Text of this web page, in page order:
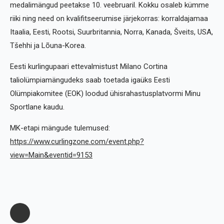
medalimängud peetakse 10. veebruaril. Kokku osaleb kümme
riiki ning need on kvalifitseerumise järjekorras: korraldajamaa
Itaalia, Eesti, Rootsi, Suurbritannia, Norra, Kanada, Šveits, USA,
Tšehhi ja Lõuna-Korea.
Eesti kurlingupaari ettevalmistust Milano Cortina
taliolümpiamängudeks saab toetada igaüks Eesti
Olümpiakomitee (EOK) loodud ühisrahastusplatvormi Minu
Sportlane kaudu.
MK-etapi mängude tulemused:
https://www.curlingzone.com/event.php?
view=Main&eventid=9153